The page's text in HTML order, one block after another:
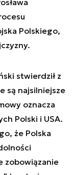
Polskiego,
stwierdził z
są najsilniejsze
oznacza
Polski i USA.
że Polska
zobowiązanie